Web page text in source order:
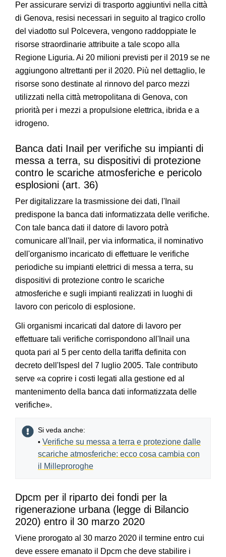
Per assicurare servizi di trasporto aggiuntivi nella città
di Genova, resisi necessari in seguito al tragico crollo
del viadotto sul Polcevera, vengono raddoppiate le
risorse straordinarie attribuite a tale scopo alla
Regione Liguria. Ai 20 milioni previsti per il 2019 se ne
aggiungono altrettanti per il 2020. Più nel dettaglio, le
risorse sono destinate al rinnovo del parco mezzi
utilizzati nella città metropolitana di Genova, con
priorità per i mezzi a propulsione elettrica, ibrida e a
idrogeno.
Banca dati Inail per verifiche su impianti di
messa a terra, su dispositivi di protezione
contro le scariche atmosferiche e pericolo
esplosioni (art. 36)
Per digitalizzare la trasmissione dei dati, l'Inail
predispone la banca dati informatizzata delle verifiche.
Con tale banca dati il datore di lavoro potrà
comunicare all'Inail, per via informatica, il nominativo
dell'organismo incaricato di effettuare le verifiche
periodiche su impianti elettrici di messa a terra, su
dispositivi di protezione contro le scariche
atmosferiche e sugli impianti realizzati in luoghi di
lavoro con pericolo di esplosione.
Gli organismi incaricati dal datore di lavoro per
effettuare tali verifiche corrispondono all'Inail una
quota pari al 5 per cento della tariffa definita con
decreto dell'Ispesl del 7 luglio 2005. Tale contributo
serve «a coprire i costi legati alla gestione ed al
mantenimento della banca dati informatizzata delle
verifiche».
Si veda anche:
• Verifiche su messa a terra e protezione dalle
scariche atmosferiche: ecco cosa cambia con
il Milleproroghe
Dpcm per il riparto dei fondi per la
rigenerazione urbana (legge di Bilancio
2020) entro il 30 marzo 2020
Viene prorogato al 30 marzo 2020 il termine entro cui
deve essere emanato il Dpcm che deve stabilire i